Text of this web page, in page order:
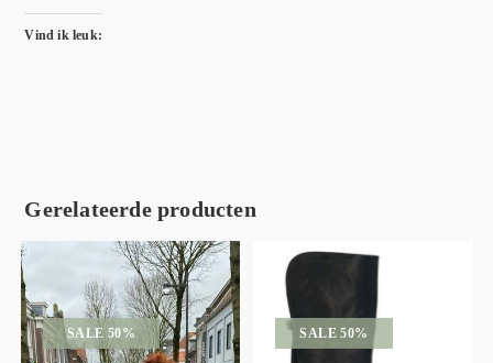
Vind ik leuk:
Gerelateerde producten
SALE 50% SALE 50%